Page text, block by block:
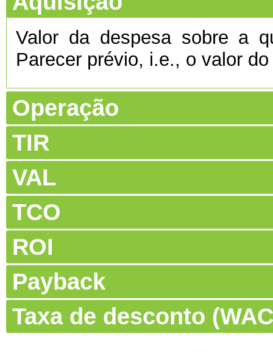
Valor da despesa sobre a
Parecer prévio, i.e., o valor
Operação
TIR
VAL
TCO
ROI
Payback
Taxa de desconto